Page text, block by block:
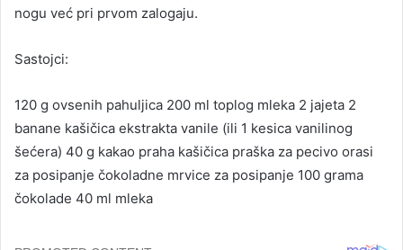
nogu već pri prvom zalogaju.
Sastojci:
120 g ovsenih pahuljica 200 ml toplog mleka 2 jajeta 2
banane kašičica ekstrakta vanile (ili 1 kesica vanilinog
šećera) 40 g kakao praha kašičica praška za pecivo orasi
za posipanje čokoladne mrvice za posipanje 100 grama
čokolade 40 ml mleka